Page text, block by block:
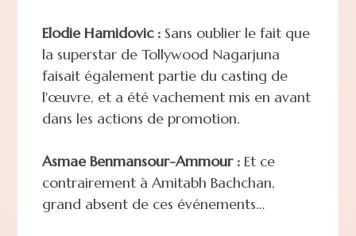
Elodie Hamidovic :Sans oublier le fait que
la superstar de Tollywood Nagarjuna
faisait également partie du casting de
l'œuvre, et a été vachement mis en avant
dans les actions de promotion.
Asmae Benmansour-Ammour :Et ce
contrairement à Amitabh Bachchan,
grand absent de ces événements…